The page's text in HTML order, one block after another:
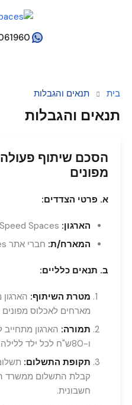
בית תנאים והגבלות
תנאים והגבלות
הסכם שיתוף
מפונים
א. פרטי הצדדים:
הארגון:
המארח/ת: חברי אתר Speed Spaces
ב. תנאים כלליים:
מטרת השיתוף:
מארחים לאכלוס
תמורה:
ו-80ש"ח לכל ילד ללילה, לא כולל מע"מ.
תקופת התשלום:
קבלת התשלום ממשרד
חשבונית.